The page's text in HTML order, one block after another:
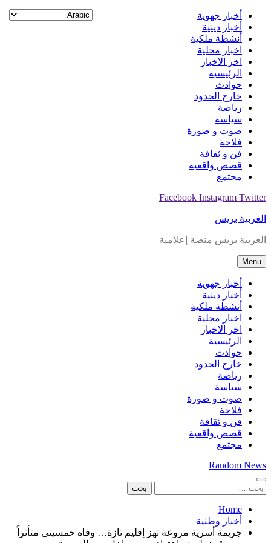
Skip
content
أخبار جهوية
أخبار دينية
أنشطة ملكية
اخبار محلية
اخر الاخبار
الرئيسية
حوادث
خارج الحدود
رياضة
سياسة
صوت و صورة
فلاحة
فن و ثقافة
قصص واقعية
مجتمع
Facebook Instagram Twitter
العربية بريس
العربية بريس منصة إعلامية
Menu
أخبار جهوية
أخبار دينية
أنشطة ملكية
اخبار محلية
اخر الاخبار
الرئيسية
حوادث
خارج الحدود
رياضة
سياسة
صوت و صورة
فلاحة
فن و ثقافة
قصص واقعية
مجتمع
Random News
البحث
Home
أخبار وطنية
جريمة أسرية مروعة تهز إقليم تازة… وفاة خمسيني متأثراً